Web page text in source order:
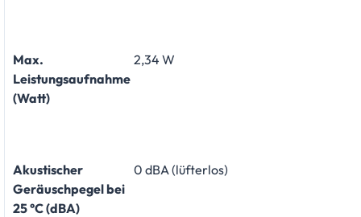
Max.
Leistungsaufnahme
(Watt)
2,34 W
Akustischer
Geräuschpegel bei
25 °C (dBA)
0 dBA (lüfterlos)